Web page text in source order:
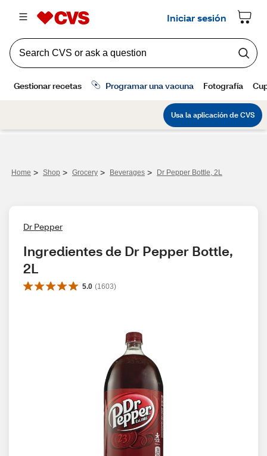
Home > Shop > Grocery > Beverages > Dr Pepper Bottle, 2L
Dr Pepper
Ingredientes de Dr Pepper Bottle,
2L
5.0 (1603)